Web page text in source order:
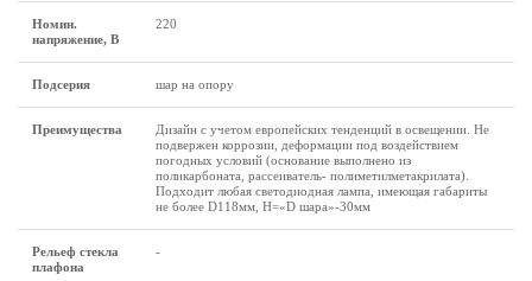
Номин.
напряжение, В
220
Подсерия шар на опору
Преимущества
Дизайн с учетом европейских тенденций в освещении. Не
подвержен коррозии, деформации под воздействием
погодных условий (основание выполнено из
поликарбоната, рассеиватель- полиметилметакрилата).
Подходит любая светодиодная лампа, имеющая габариты
не более D118мм, H=«D шара»-30мм
Рельеф стекла
плафона
-